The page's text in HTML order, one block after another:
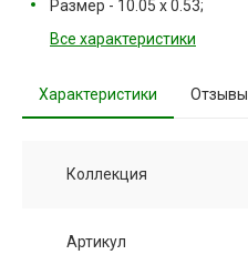
Размер - 10.05 х 0.53;
Все характеристики
Характеристики Отзывы
Коллекция
Артикул